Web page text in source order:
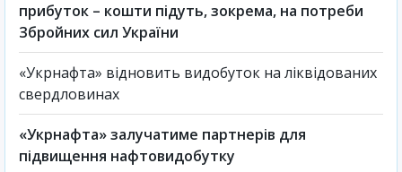
прибуток – кошти підуть, зокрема, на потреби
Збройних сил України
«Укрнафта» відновить видобуток на ліквідованих
свердловинах
«Укрнафта» залучатиме партнерів для
підвищення нафтовидобутку